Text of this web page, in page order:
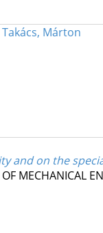
Takács, Márton
on the
MECHANICAL